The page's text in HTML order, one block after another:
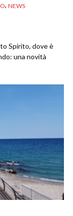
, NEWS
Spirito, dove è
una novità